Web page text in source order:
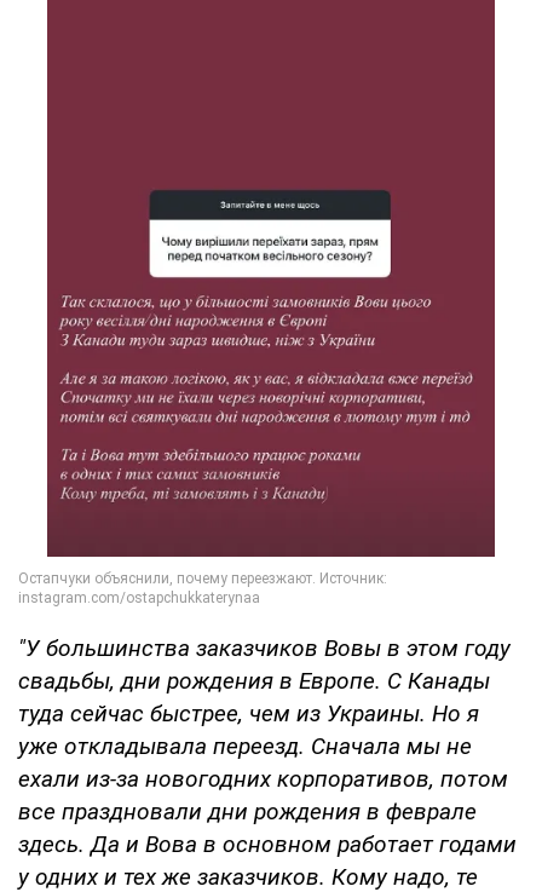
"У большинства заказчиков Вовы в этом году
свадьбы, дни рождения в Европе. С Канады
туда сейчас быстрее, чем из Украины. Но я
уже откладывала переезд. Сначала мы не
ехали из-за новогодних корпоративов, потом
все праздновали дни рождения в феврале
здесь. Да и Вова в основном работает годами
у одних и тех же заказчиков. Кому надо, те